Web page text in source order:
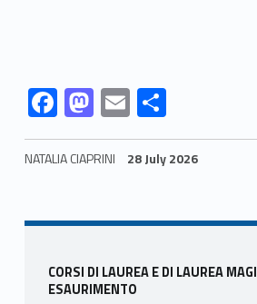
Link identifier #identifier__25039-4 F
ac
e
o
k
Link identifier #identifier__173024-5 M
as
to
o
Link identifier #identifier__60190-6 E
m
ai
Link identifier #identifier__49616-7 S
h
ar
NATALIA CIAPRINI 28 July 2026
Sidebar
CORSI DI LAUREA E DI LAUREA
ESAURIMENTO